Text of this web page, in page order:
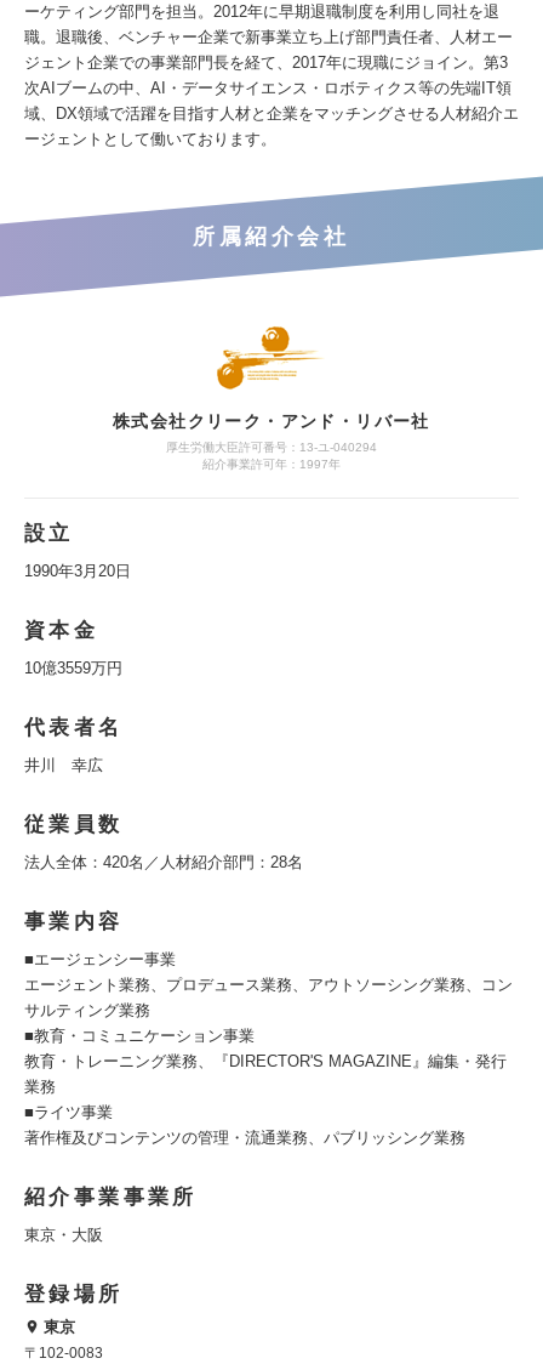
ーケティング部門を担当。2012年に早期退職制度を利用し同社を退
職。退職後、ベンチャー企業で新事業立ち上げ部門責任者、人材エー
ジェント企業での事業部門長を経て、2017年に現職にジョイン。第3
次AIブームの中、AI・データサイエンス・ロボティクス等の先端IT領
域、DX領域で活躍を目指す人材と企業をマッチングさせる人材紹介エ
ージェントとして働いております。
所属紹介会社
株式会社クリーク・アンド・リバー社
厚生労働大臣許可番号：13-ユ-040294
紹介事業許可年：1997年
設立
1990年3月20日
資本金
10億3559万円
代表者名
井川 幸広
従業員数
法人全体：420名／人材紹介部門：28名
事業内容
■エージェンシー事業
エージェント業務、プロデュース業務、アウトソーシング業務、コン
サルティング業務
■教育・コミュニケーション事業
教育・トレーニング業務、『DIRECTOR'S MAGAZINE』編集・発行
業務
■ライツ事業
著作権及びコンテンツの管理・流通業務、パブリッシング業務
紹介事業事業所
東京・大阪
登録場所
東京
〒102-0083